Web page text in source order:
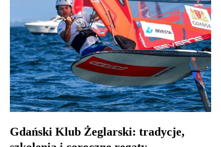
Gdański Klub Żeglarski: tradycje,